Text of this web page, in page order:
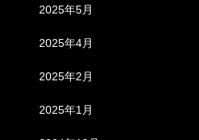
2025年5月
2025年4月
2025年2月
2025年1月